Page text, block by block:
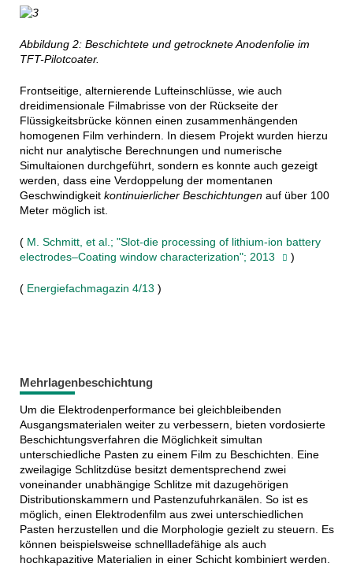
Abbildung 2: Beschichtete und getrocknete Anodenfolie im
TFT-Pilotcoater.
Frontseitige, alternierende Lufteinschlüsse, wie auch
dreidimensionale Filmabrisse von der Rückseite der
Flüssigkeitsbrücke können einen zusammenhängenden
homogenen Film verhindern. In diesem Projekt wurden hierzu
nicht nur analytische Berechnungen und numerische
Simultaionen durchgeführt, sondern es konnte auch gezeigt
werden, dass eine Verdoppelung der momentanen
Geschwindigkeit kontinuierlicher Beschichtungenauf über 100
Meter möglich ist.
( M. Schmitt, et al.; "Slot-die processing of lithium-ion battery
electrodes–Coating window characterization"; 2013
)
( Energiefachmagazin 4/13 )
Mehrlagenbeschichtung
Um die Elektrodenperformance bei gleichbleibenden
Ausgangsmaterialen weiter zu verbessern, bieten vordosierte
Beschichtungsverfahren die Möglichkeit simultan
unterschiedliche Pasten zu einem Film zu Beschichten. Eine
zweilagige Schlitzdüse besitzt dementsprechend zwei
voneinander unabhängige Schlitze mit dazugehörigen
Distributionskammern und Pastenzufuhrkanälen. So ist es
möglich, einen Elektrodenfilm aus zwei unterschiedlichen
Pasten herzustellen und die Morphologie gezielt zu steuern. Es
können beispielsweise schnellladefähige als auch
hochkapazitive Materialien in einer Schicht kombiniert werden.